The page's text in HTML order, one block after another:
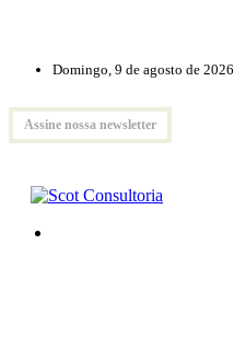
Domingo, 9 de agosto de 2026
Assine nossa newsletter